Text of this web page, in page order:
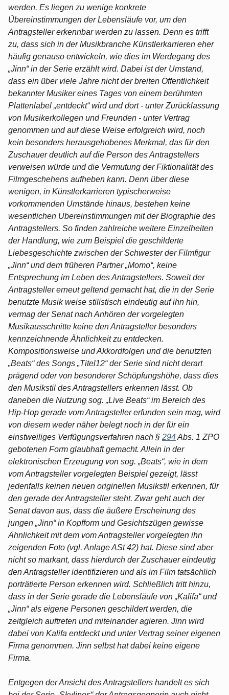
werden. Es liegen zu wenige konkrete
Übereinstimmungen der Lebensläufe vor, um den
Antragsteller erkennbar werden zu lassen. Denn es trifft
zu, dass sich in der Musikbranche Künstlerkarrieren eher
häufig genauso entwickeln, wie dies im Werdegang des
„Jinn“ in der Serie erzählt wird. Dabei ist der Umstand,
dass ein über viele Jahre nicht der breiten Öffentlichkeit
bekannter Musiker eines Tages von einem berühmten
Plattenlabel „entdeckt“ wird und dort - unter Zurücklassung
von Musikerkollegen und Freunden - unter Vertrag
genommen und auf diese Weise erfolgreich wird, noch
kein besonders herausgehobenes Merkmal, das für den
Zuschauer deutlich auf die Person des Antragstellers
verweisen würde und die Vermutung der Fiktionalität des
Filmgeschehens aufheben kann. Denn über diese
wenigen, in Künstlerkarrieren typischerweise
vorkommenden Umstände hinaus, bestehen keine
wesentlichen Übereinstimmungen mit der Biographie des
Antragstellers. So finden zahlreiche weitere Einzelheiten
der Handlung, wie zum Beispiel die geschilderte
Liebesgeschichte zwischen der Schwester der Filmfigur
„Jinn“ und dem früheren Partner „Momo“, keine
Entsprechung im Leben des Antragstellers. Soweit der
Antragsteller erneut geltend gemacht hat, die in der Serie
benutzte Musik weise stilistisch eindeutig auf ihn hin,
vermag der Senat nach Anhören der vorgelegten
Musikausschnitte keine den Antragsteller besonders
kennzeichnende Ähnlichkeit zu entdecken.
Kompositionsweise und Akkordfolgen und die benutzten
„Beats“ des Songs „Titel12“ der Serie sind nicht derart
prägend oder von besonderer Schöpfungshöhe, dass dies
den Musikstil des Antragstellers erkennen lässt. Ob
daneben die Nutzung sog. „Live Beats“ im Bereich des
Hip-Hop gerade vom Antragsteller erfunden sein mag, wird
von diesem weder näher belegt noch in der für ein
einstweiliges Verfügungsverfahren nach § 294Abs. 1 ZPO
gebotenen Form glaubhaft gemacht. Allein in der
elektronischen Erzeugung von sog. „Beats“, wie in dem
vom Antragsteller vorgelegten Beispiel gezeigt, lässt
jedenfalls keinen neuen originellen Musikstil erkennen, für
den gerade der Antragsteller steht. Zwar geht auch der
Senat davon aus, dass die äußere Erscheinung des
jungen „Jinn“ in Kopfform und Gesichtszügen gewisse
Ähnlichkeit mit dem vom Antragsteller vorgelegten ihn
zeigenden Foto (vgl. Anlage ASt 42) hat. Diese sind aber
nicht so markant, dass hierdurch der Zuschauer eindeutig
den Antragsteller identifizieren und als im Film tatsächlich
porträtierte Person erkennen wird. Schließlich tritt hinzu,
dass in der Serie gerade die Lebensläufe von „Kalifa“ und
„Jinn“ als eigene Personen geschildert werden, die
zeitgleich auftreten und miteinander agieren. Jinn wird
dabei von Kalifa entdeckt und unter Vertrag seiner eigenen
Firma genommen. Jinn selbst hat dabei keine eigene
Firma.
Entgegen der Ansicht des Antragstellers handelt es sich